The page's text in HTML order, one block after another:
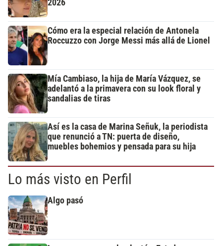
2026
Cómo era la especial relación de Antonela
Roccuzzo con Jorge Messi más allá de Lionel
Mía Cambiaso, la hija de María Vázquez, se
adelantó a la primavera con su look floral y
sandalias de tiras
Así es la casa de Marina Señuk, la periodista
que renunció a TN: puerta de diseño,
muebles bohemios y pensada para su hija
Lo más visto en Perfil
Algo pasó